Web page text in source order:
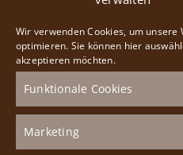
Wir verwenden Cookies, um
optimieren. Sie können hier
akzeptieren möchten.
Funktionale Cookies
Marketing
Besucherservice
Gruppenangebote
Veranstaltungen